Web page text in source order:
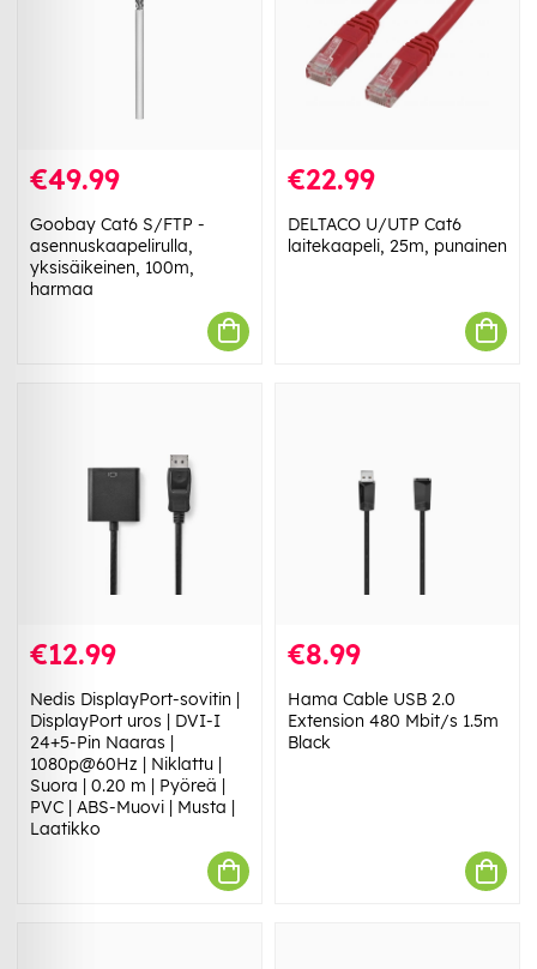
€49.99
Goobay Cat6 S/FTP -
asennuskaapelirulla,
yksisäikeinen, 100m,
harmaa
€22.99
DELTACO U/UTP Cat6
laitekaapeli, 25m, punainen
€12.99
Nedis DisplayPort-sovitin |
DisplayPort uros | DVI-I
24+5-Pin Naaras |
1080p@60Hz | Niklattu |
Suora | 0.20 m | Pyöreä |
PVC | ABS-Muovi | Musta |
Laatikko
€8.99
Hama Cable USB 2.0
Extension 480 Mbit/s 1.5m
Black